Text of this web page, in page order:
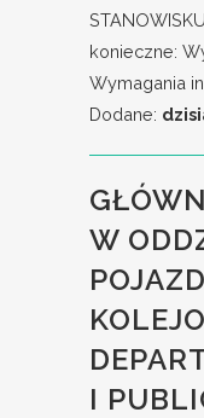
konieczne:
Wymagania
Dodane:
W
I